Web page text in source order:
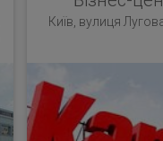
Київ, вулиця